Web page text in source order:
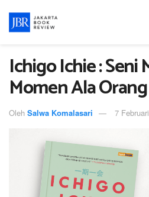
Ichigo Ichie :
Momen Ala
Oleh Salwa Komalasari 7